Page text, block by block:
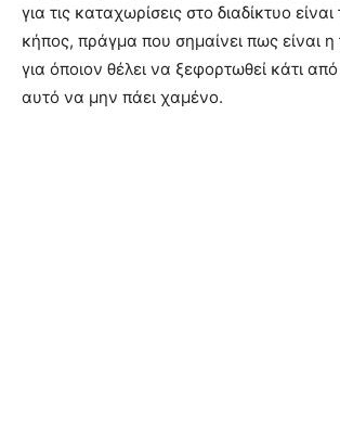
για τις καταχωρίσεις στο διαδίκτυο είναι
κήπος, πράγμα που σημαίνει πως είναι η
για όποιον θέλει να ξεφορτωθεί κάτι από
αυτό να μην πάει χαμένο.